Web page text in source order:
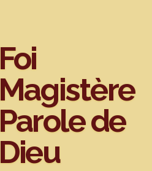
Foi
Magistère
Parole de
Dieu